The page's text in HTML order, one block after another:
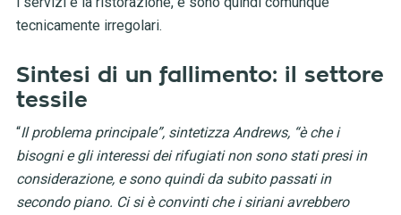
tecnicamente irregolari.
Sintesi di un fallimento: il settore
tessile
“Il problema principale”, sintetizza Andrews, “è che i
bisogni e gli interessi dei rifugiati non sono stati presi in
considerazione, e sono quindi da subito passati in
secondo piano. Ci si è convinti che i siriani avrebbero